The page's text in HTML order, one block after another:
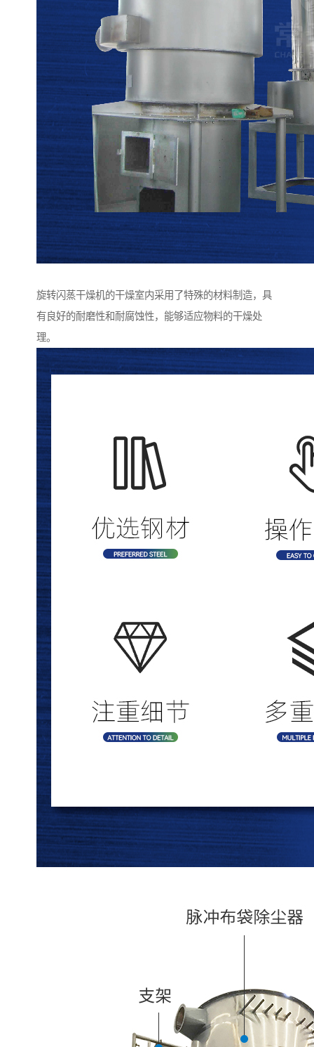
旋转闪蒸干燥机的干燥室内采用了特殊的材料制造，具
有良好的耐磨性和耐腐蚀性，能够适应物料的干燥处
理。